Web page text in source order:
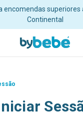
encomendas superiores
Continental